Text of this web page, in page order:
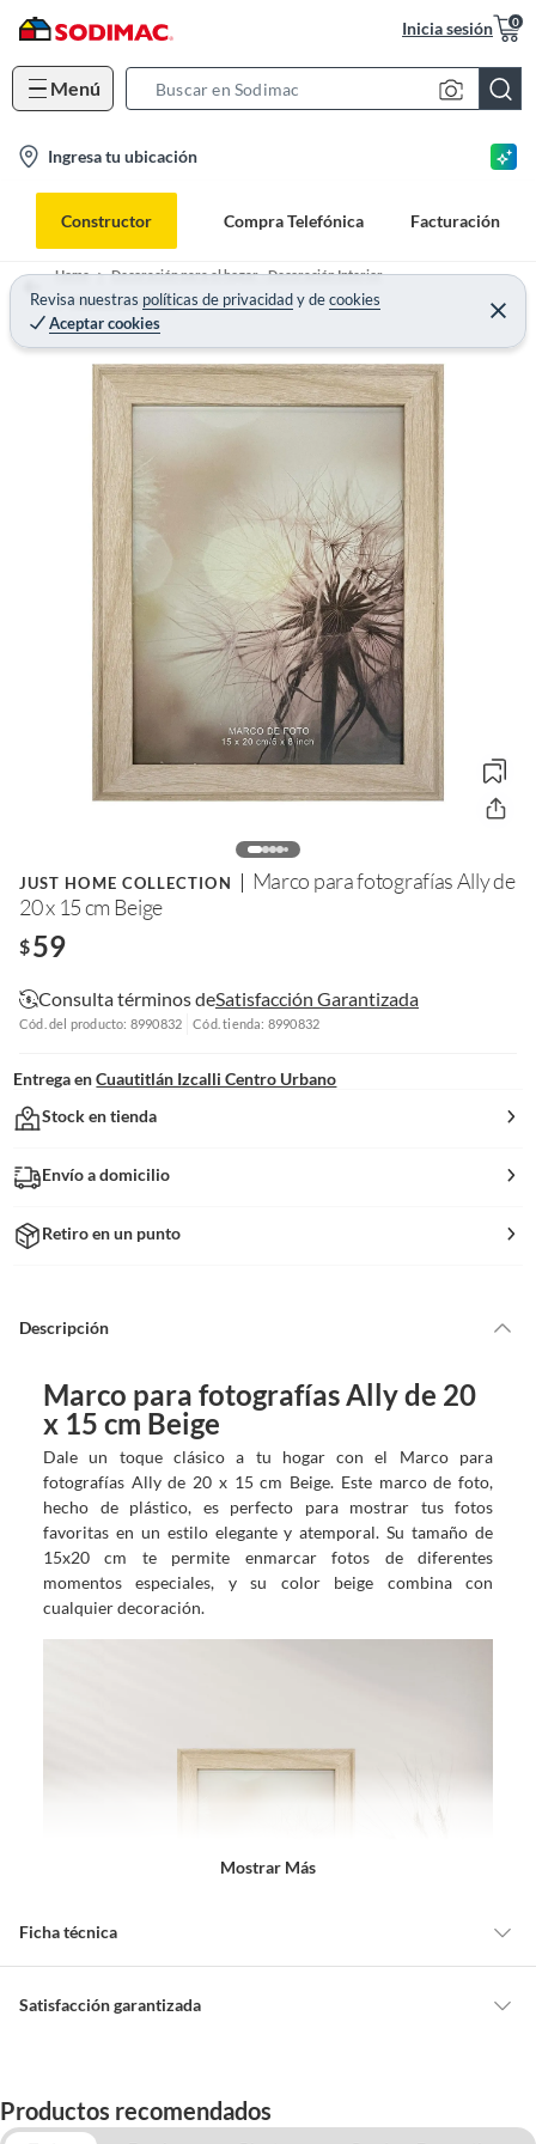
Inicia sesión 0
Menú
c
B
a
n
Ingresa tu ubicación
Constructor Compra Telefónica Facturación
Revisa nuestras políticas de privacidadydecookies
Aceptar cookies
Home
Decoración para el hogar - Decoración Interior
Marcos para Fotos
JUST HOME COLLECTION
Marco para fotografías Ally de
20 x 15 cm Beige
$59
Consulta términos deSatisfacción Garantizada
Cód. del producto: 8990832 Cód. tienda: 8990832
Entrega en Cuautitlán Izcalli Centro Urbano
Stock en tienda
Envío a domicilio
Retiro en un punto
Descripción
Marco para fotografías Ally de 20
x 15 cm Beige
Dale un toque clásico a tu hogar con el Marco para
fotografías Ally de 20 x 15 cm Beige. Este marco de foto,
hecho de plástico, es perfecto para mostrar tus fotos
favoritas en un estilo elegante y atemporal. Su tamaño de
15x20 cm te permite enmarcar fotos de diferentes
momentos especiales, y su color beige combina con
cualquier decoración.
Mostrar Más
Ficha técnica
Alto
Satisfacción garantizada
Todas las compras que realices en Sodimac están sujetas al beneficio de
Satisfacción garantizada. Esto significa que, si no te gustó el producto
Productos recomendados